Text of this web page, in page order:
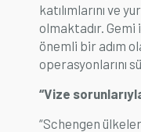
katılımlarını ve
olmaktadır.
önemli bir adım
operasyonlarını
“Vize
“Schengen